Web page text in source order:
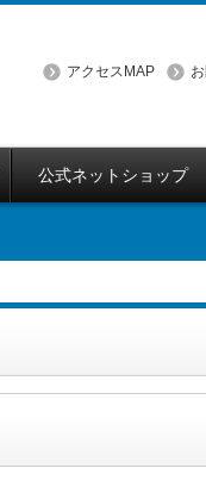
アクセスMAP
公式ネットショップ